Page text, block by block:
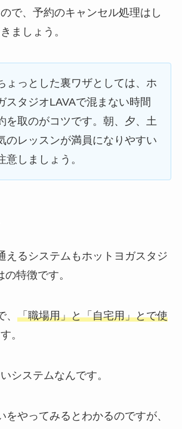
で、予約のキャンセル処理はし
ましょう。
ょっとした裏ワザとしては、ホ
スタジオLAVAで混まない時間
を取のがコツです。朝、夕、土
のレッスンが満員になりやすい
意しましょう。
えるシステムもホットヨガスタジ
特徴です。
「職場用」と「自宅用」とで使
。
システムなんです。
をやってみるとわかるのですが、